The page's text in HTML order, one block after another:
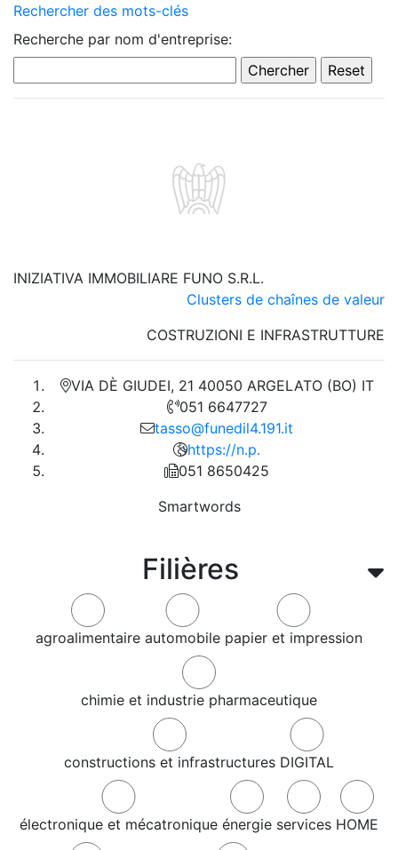
Rechercher des mots-clés
Recherche par nom d'entreprise:
Filières
agroalimentaire automobile papier et impression
chimie et industrie pharmaceutique
constructions et infrastructures DIGITAL
électronique et mécatronique énergie services HOME
INIZIATIVA IMMOBILIARE FUNO S.R.L.
Clusters de chaînes de valeur
COSTRUZIONI E INFRASTRUTTURE
VIA DÈ GIUDEI, 21 40050 ARGELATO (BO) IT
051 6647727
tasso@funedil4.191.it
https://n.p.
051 8650425
Smartwords